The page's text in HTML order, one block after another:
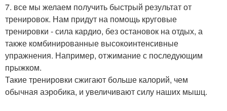
7. все мы желаем получить быстрый результат от
тренировок. Нам придут на помощь круговые
тренировки - сила кардио, без остановок на отдых, а
также комбинированные высокоинтенсивные
упражнения. Например, отжимание с последующим
прыжком.
Такие тренировки сжигают больше калорий, чем
обычная аэробика, и увеличивают силу наших мышц.